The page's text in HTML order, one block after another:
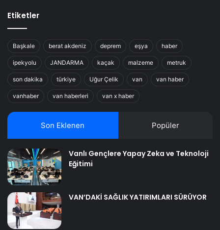
Etiketler
Başkale berat akdeniz deprem eşya haber
ipekyolu JANDARMA kaçak malzeme metruk
son dakika türkiye Uğur Çelik van van haber
vanhaber van haberleri van x haber
Son Eklenen Popüler
Vanlı Gençlere Yapay Zeka ve Teknoloji
Eğitimi
VAN’DAKİ SAĞLIK YATIRIMLARI SÜRÜYOR